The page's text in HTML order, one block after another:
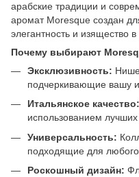
арабские традиции и
аромат Moresque создан
элегантность и изящество
Почему выбирают
Эксклюзивность:
подчеркивающие вашу
Итальянское качество:
использованием лучших
Универсальность:
подходящие для любого
Роскошный дизайн: